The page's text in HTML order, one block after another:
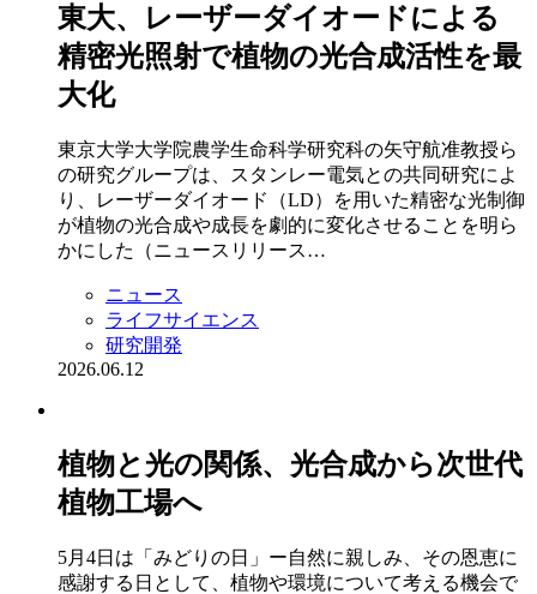
東大、レーザーダイオードによる
精密光照射で植物の光合成活性を最
大化
東京大学大学院農学生命科学研究科の矢守航准教授ら
の研究グループは、スタンレー電気との共同研究によ
り、レーザーダイオード（LD）を用いた精密な光制御
が植物の光合成や成長を劇的に変化させることを明ら
かにした（ニュースリリース…
ニュース
ライフサイエンス
研究開発
2026.06.12
植物と光の関係、光合成から次世代
植物工場へ
5月4日は「みどりの日」ー自然に親しみ、その恩恵に
感謝する日として、植物や環境について考える機会で